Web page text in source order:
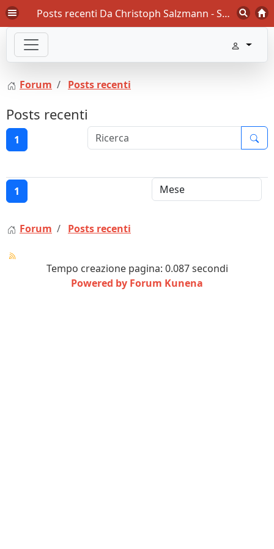
Posts recenti Da Christoph Salzmann - Swiss-Orienteering Forum
Forum Posts recenti
Posts recenti
1
1
Forum Posts recenti
Tempo creazione pagina: 0.087 secondi
Powered by Forum Kunena